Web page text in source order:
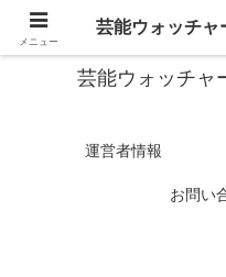
スターたちの裏側を徹底
芸能ウォッチャ
運営者情報
お問い
メニュー
芸能ウォッチャ